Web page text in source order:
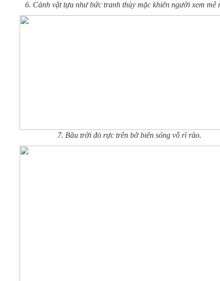
6. Cảnh vật tựa như bức tranh thủy mặc khiến người xem mê
7. Bầu trời đỏ rực trên bờ biển sóng vỗ rì rào.